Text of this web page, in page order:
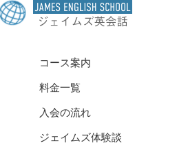
コース案内
料金一覧
入会の流れ
ジェイムズ体験談